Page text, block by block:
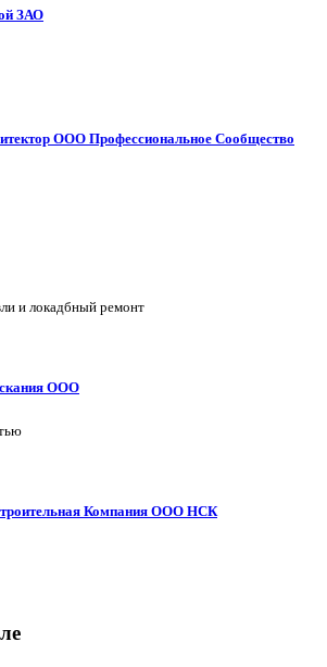
ЗАО
ООО Профессиональное Сообщество
и локадбный ремонт
ООО
Компания ООО НСК